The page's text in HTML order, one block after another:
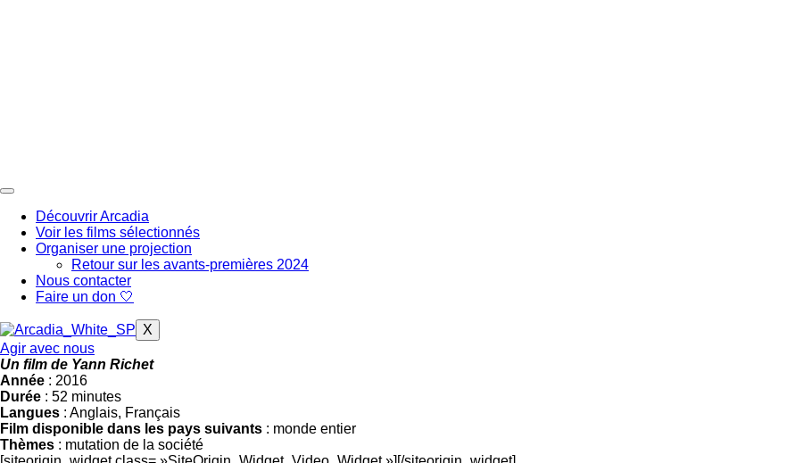
Découvrir Arcadia
Voir les films sélectionnés
Organiser une projection
Retour sur les avants-premières 2024
Nous contacter
Faire un don 🤍
X
Agir avec nous
Un film de Yann Richet
Année : 2016
Durée : 52 minutes
Langues : Anglais, Français
Film disponible dans les pays suivants : monde entier
Thèmes : mutation de la société